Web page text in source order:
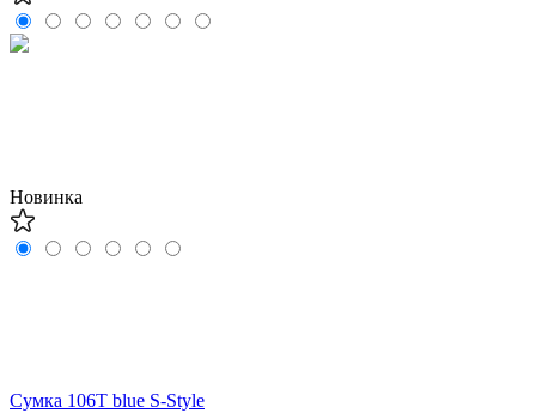
Новинка
Сумка 106T blue S-Style